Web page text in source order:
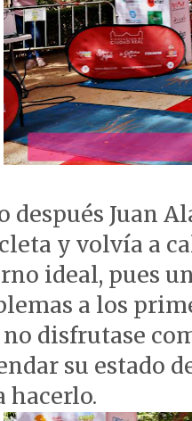
después Juan
y volvía a
ideal, pues
a los
disfrutase
su estado
hacerlo.